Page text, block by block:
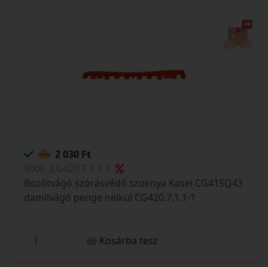
2 030 Ft
Bozótvágó szórásvédő szoknya Kasei CG415Q43
damilvágó penge nélkül CG420.7.1.1-1
Kosárba tesz